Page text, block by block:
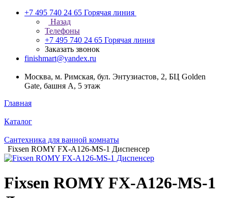
+7 495 740 24 65 Горячая линия
Назад
Телефоны
+7 495 740 24 65 Горячая линия
Заказать звонок
finishmart@yandex.ru
Москва, м. Римская, бул. Энтузиастов, 2, БЦ Golden
Gate, башня А, 5 этаж
Главная
Каталог
Сантехника для ванной комнаты
Fixsen ROMY FX-A126-MS-1 Диспенсер
Fixsen ROMY FX-A126-MS-1